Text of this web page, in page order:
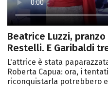
Beatrice Luzzi,
Restelli. E Garibaldi
L'attrice è stata
Roberta Capua: ora, i
riconquistarla potrebbero